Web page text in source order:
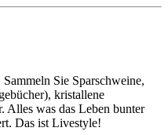
Sie Sparschweine,
kristallene
Alles was das Leben bunter
Das ist Livestyle!